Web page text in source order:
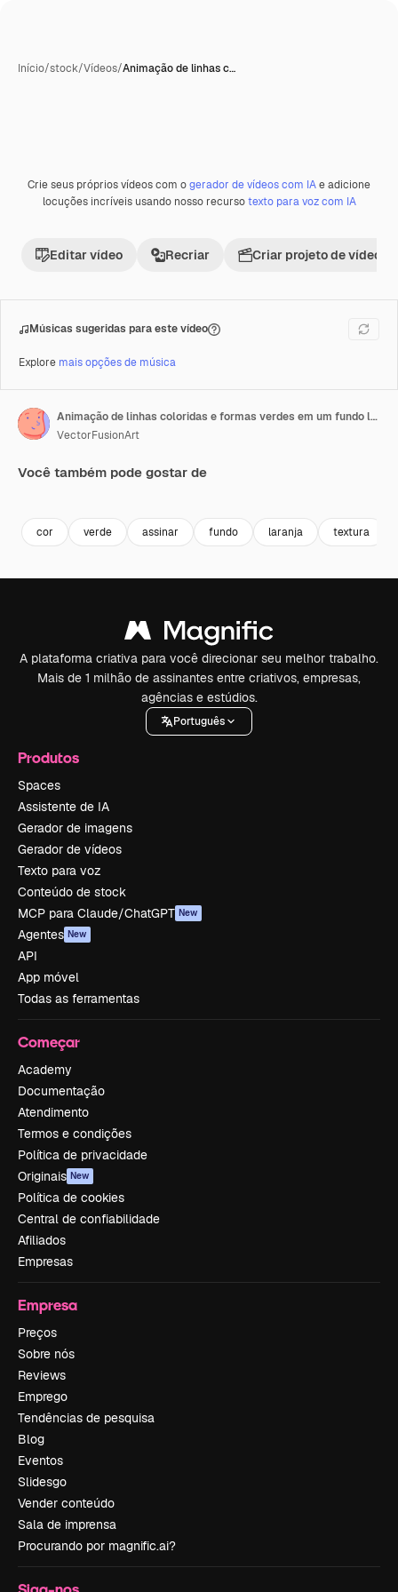
Início/stock/Vídeos/Animação de linhas c…
PremiumGerada com IA
Crie seus próprios vídeos com ogerador de vídeos com IAe adicione
locuções incríveis usando nosso recursotexto para voz com IA
Editar vídeo Recriar Criar projeto de vídeo
Músicas sugeridas para este vídeo
Explore mais opções de música
Animação de linhas coloridas e formas verdes em um fundo laranja.
VectorFusionArt
Você também pode gostar de
cor verde assinar fundo laranja textura
A plataforma criativa para você direcionar seu melhor trabalho.
Mais de 1 milhão de assinantes entre criativos, empresas,
agências e estúdios.
Português
Produtos
Spaces
Assistente de IA
Gerador de imagens
Gerador de vídeos
Texto para voz
Conteúdo de stock
MCP para Claude/ChatGPT New
Agentes New
API
App móvel
Todas as ferramentas
Começar
Academy
Documentação
Atendimento
Termos e condições
Política de privacidade
Originais New
Política de cookies
Central de confiabilidade
Afiliados
Empresas
Empresa
Preços
Sobre nós
Reviews
Emprego
Tendências de pesquisa
Blog
Eventos
Slidesgo
Vender conteúdo
Sala de imprensa
Procurando por magnific.ai?